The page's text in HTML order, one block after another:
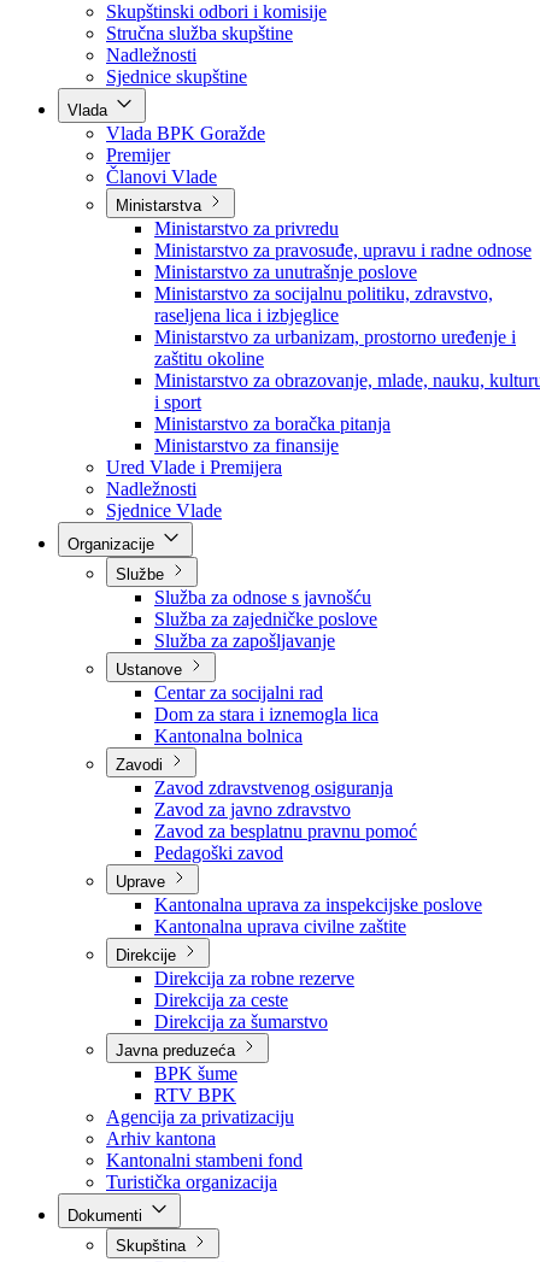
Poslanici po strankama
Poslanici po klubovima naroda
Kolegij skupštine
Skupštinski odbori i komisije
Stručna služba skupštine
Nadležnosti
Sjednice skupštine
Vlada
Vlada BPK Goražde
Premijer
Članovi Vlade
Ministarstva
Ministarstvo za privredu
Ministarstvo za pravosuđe, upravu i radne odnose
Ministarstvo za unutrašnje poslove
Ministarstvo za socijalnu politiku, zdravstvo,
raseljena lica i izbjeglice
Ministarstvo za urbanizam, prostorno uređenje i
zaštitu okoline
Ministarstvo za obrazovanje, mlade, nauku,
i sport
Ministarstvo za boračka pitanja
Ministarstvo za finansije
Ured Vlade i Premijera
Nadležnosti
Sjednice Vlade
Službe
Služba za odnose s javnošću
Služba za zajedničke poslove
Služba za zapošljavanje
Ustanove
Centar za socijalni rad
Dom za stara i iznemogla lica
Kantonalna bolnica
Zavodi
Zavod zdravstvenog osiguranja
Zavod za javno zdravstvo
Zavod za besplatnu pravnu pomoć
Pedagoški zavod
Uprave
Kantonalna uprava za inspekcijske poslove
Kantonalna uprava civilne zaštite
Direkcije
Direkcija za robne rezerve
Direkcija za ceste
Direkcija za šumarstvo
Javna preduzeća
BPK šume
RTV BPK
Agencija za privatizaciju
Arhiv kantona
Kantonalni stambeni fond
Turistička organizacija